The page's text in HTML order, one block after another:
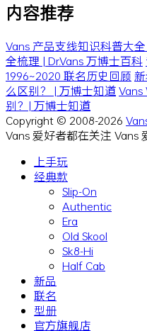
内容推荐
Vans 产品支线知识科普大
全梳理 | Dr.Vans 万博士百科
1996~2020 联名历史回顾
么区别？ | 万博士知道Vans
别？| 万博士知道
Copyright © 2008-2026
Vans 爱好者都在关注 Vans
上手玩
经典款
Slip-On
Authentic
Era
Old Skool
Sk8-Hi
Half Cab
新品
联名
型册
官方旗舰店